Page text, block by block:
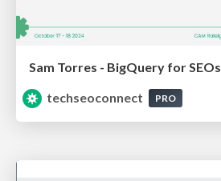
Sam Torres - BigQuery for SEOs
techseoconnect
PRO